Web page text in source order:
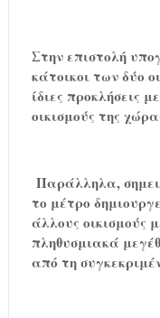
Στην επιστολή
κάτοικοι των δύο
ίδιες προκλήσεις
οικισμούς της
Παράλληλα,
το μέτρο
άλλους οικισμούς
πληθυσμιακά
από τη